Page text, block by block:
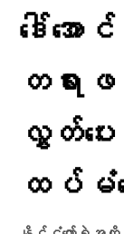
ဒေါ်အ
တရား
လွှတ်ပ
ထပ်မံတ